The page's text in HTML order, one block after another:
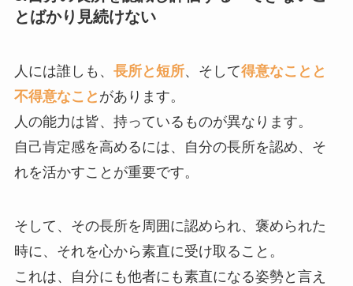
とばかり見続けない
人には誰しも、 長所と短所、そして得意なことと
不得意なこと があります。
人の能力は皆、持っているものが異なります。
自己肯定感を高めるには、自分の長所を認め、そ
れを活かすことが重要です。
そして、その長所を周囲に認められ、褒められた
時に、それを心から素直に受け取ること。
これは、自分にも他者にも素直になる姿勢と言え